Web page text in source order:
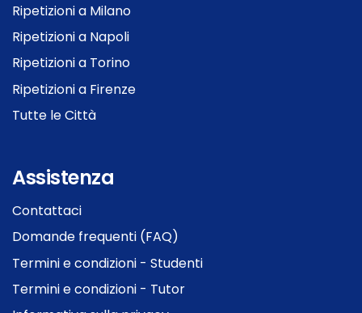
Ripetizioni a Milano
Ripetizioni a Napoli
Ripetizioni a Torino
Ripetizioni a Firenze
Tutte le Città
Assistenza
Contattaci
Domande frequenti (FAQ)
Termini e condizioni - Studenti
Termini e condizioni - Tutor